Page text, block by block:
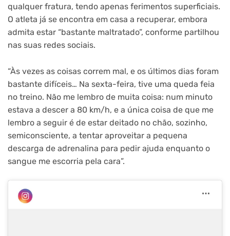
qualquer fratura, tendo apenas ferimentos superficiais.
O atleta já se encontra em casa a recuperar, embora
admita estar “bastante maltratado”, conforme partilhou
nas suas redes sociais.
“Às vezes as coisas correm mal, e os últimos dias foram
bastante difíceis… Na sexta-feira, tive uma queda feia
no treino. Não me lembro de muita coisa: num minuto
estava a descer a 80 km/h, e a única coisa de que me
lembro a seguir é de estar deitado no chão, sozinho,
semiconsciente, a tentar aproveitar a pequena
descarga de adrenalina para pedir ajuda enquanto o
sangue me escorria pela cara”.